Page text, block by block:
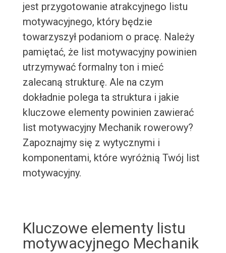
jest przygotowanie atrakcyjnego listu
motywacyjnego, który będzie
towarzyszył podaniom o pracę. Należy
pamiętać, że list motywacyjny powinien
utrzymywać formalny ton i mieć
zalecaną strukturę. Ale na czym
dokładnie polega ta struktura i jakie
kluczowe elementy powinien zawierać
list motywacyjny Mechanik rowerowy?
Zapoznajmy się z wytycznymi i
komponentami, które wyróżnią Twój list
motywacyjny.
Kluczowe elementy listu
motywacyjnego Mechanik